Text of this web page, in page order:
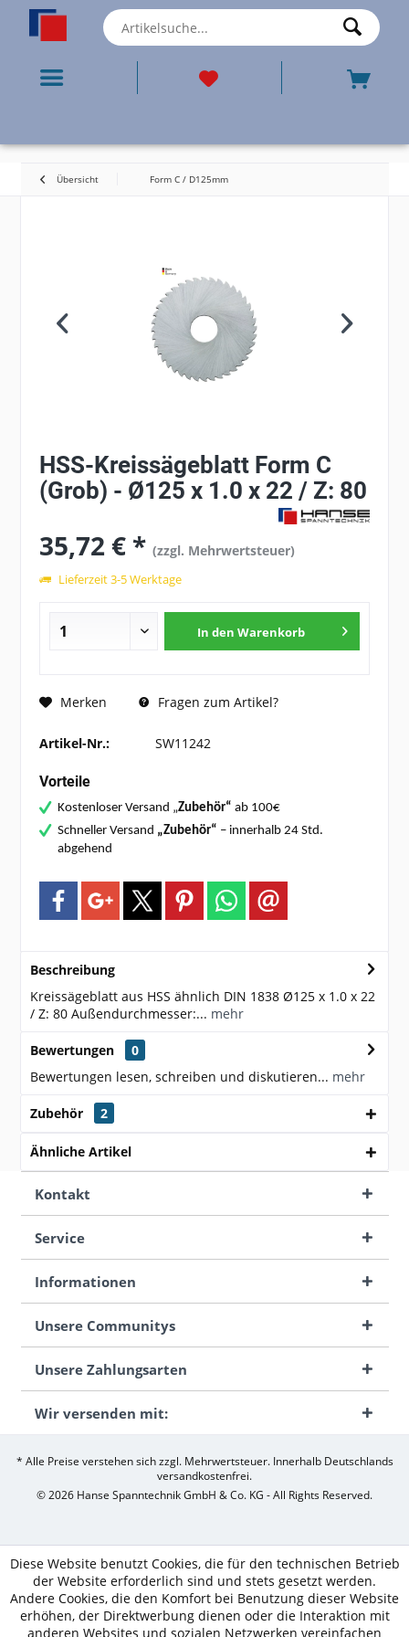
Übersicht Form C / D125mm
HSS-Kreissägeblatt Form C
(Grob) - Ø125 x 1.0 x 22 / Z: 80
35,72 € *(zzgl. Mehrwertsteuer)
Lieferzeit 3-5 Werktage
In den Warenkorb
Merken Fragen zum Artikel?
Artikel-Nr.: SW11242
Vorteile
Kostenloser Versand „Zubehör“ ab 100€
Schneller Versand „Zubehör“ – innerhalb 24 Std.
abgehend
Beschreibung
Kreissägeblatt aus HSS ähnlich DIN 1838 Ø125 x 1.0 x 22
/ Z: 80 Außendurchmesser:... mehr
Bewertungen
0
Bewertungen lesen, schreiben und diskutieren... mehr
Zubehör 2
Ähnliche Artikel
Kontakt
Service
Informationen
Unsere Communitys
Unsere Zahlungsarten
Wir versenden mit:
* Alle Preise verstehen sich zzgl. Mehrwertsteuer. Innerhalb Deutschlands
versandkostenfrei.
© 2026 Hanse Spanntechnik GmbH & Co. KG - All Rights Reserved.
Diese Website benutzt Cookies, die für den technischen Betrieb
der Website erforderlich sind und stets gesetzt werden.
Andere Cookies, die den Komfort bei Benutzung dieser Website
erhöhen, der Direktwerbung dienen oder die Interaktion mit
anderen Websites und sozialen Netzwerken vereinfachen